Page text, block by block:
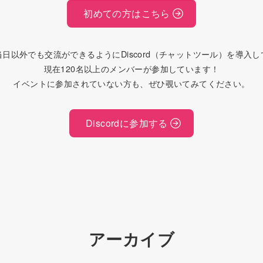
初めての方はこちら
以外でも交流ができるようにDiscord（チャットツール）を導入し
現在120名以上のメンバーが参加しています！
イベントに参加されていない方も、ぜひ覗いてみてください。
Discordに参加する
アーカイブ